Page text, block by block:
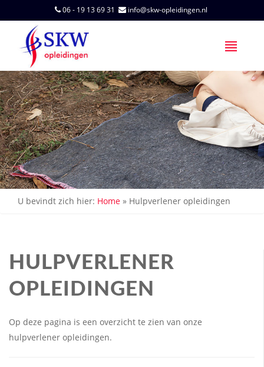
06 - 19 13 69 31 info@skw-opleidingen.nl
U bevindt zich hier: Home » Hulpverlener opleidingen
HULPVERLENER
OPLEIDINGEN
Op deze pagina is een overzicht te zien van onze
hulpverlener opleidingen.